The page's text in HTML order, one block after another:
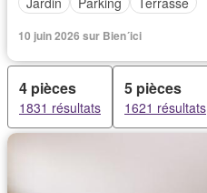
10 juin 2026 sur Bien´ici
4 pièces
1831 résultats
5 pièces
1621 résultats